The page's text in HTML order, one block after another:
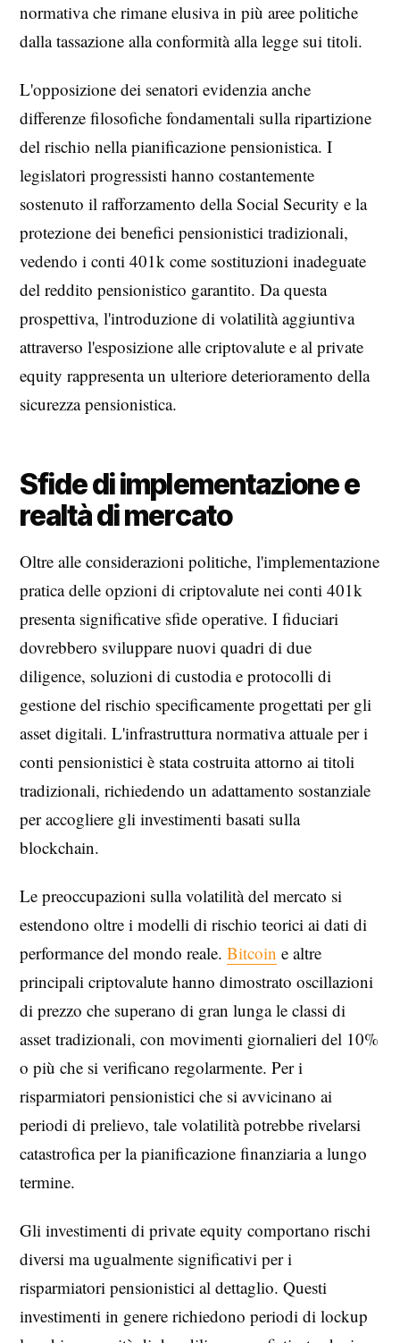
normativa che rimane elusiva in più aree politiche
dalla tassazione alla conformità alla legge sui titoli.
L'opposizione dei senatori evidenzia anche
differenze filosofiche fondamentali sulla ripartizione
del rischio nella pianificazione pensionistica. I
legislatori progressisti hanno costantemente
sostenuto il rafforzamento della Social Security e la
protezione dei benefici pensionistici tradizionali,
vedendo i conti 401k come sostituzioni inadeguate
del reddito pensionistico garantito. Da questa
prospettiva, l'introduzione di volatilità aggiuntiva
attraverso l'esposizione alle criptovalute e al private
equity rappresenta un ulteriore deterioramento della
sicurezza pensionistica.
Sfide di implementazione e
realtà di mercato
Oltre alle considerazioni politiche, l'implementazione
pratica delle opzioni di criptovalute nei conti 401k
presenta significative sfide operative. I fiduciari
dovrebbero sviluppare nuovi quadri di due
diligence, soluzioni di custodia e protocolli di
gestione del rischio specificamente progettati per gli
asset digitali. L'infrastruttura normativa attuale per i
conti pensionistici è stata costruita attorno ai titoli
tradizionali, richiedendo un adattamento sostanziale
per accogliere gli investimenti basati sulla
blockchain.
Le preoccupazioni sulla volatilità del mercato si
estendono oltre i modelli di rischio teorici ai dati di
performance del mondo reale. Bitcoin e altre
principali criptovalute hanno dimostrato oscillazioni
di prezzo che superano di gran lunga le classi di
asset tradizionali, con movimenti giornalieri del 10%
o più che si verificano regolarmente. Per i
risparmiatori pensionistici che si avvicinano ai
periodi di prelievo, tale volatilità potrebbe rivelarsi
catastrofica per la pianificazione finanziaria a lungo
termine.
Gli investimenti di private equity comportano rischi
diversi ma ugualmente significativi per i
risparmiatori pensionistici al dettaglio. Questi
investimenti in genere richiedono periodi di lockup